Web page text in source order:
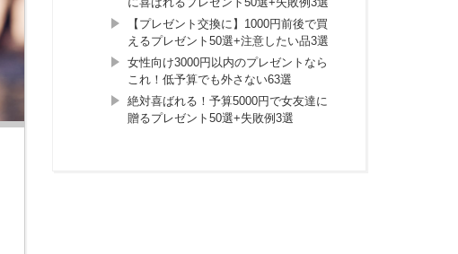
【プレゼント交換に】1000円前後で買
えるプレゼント50選+注意したい品3選
女性向け3000円以内のプレゼントなら
これ！低予算でも外さない63選
絶対喜ばれる！予算5000円で女友達に
贈るプレゼント50選+失敗例3選